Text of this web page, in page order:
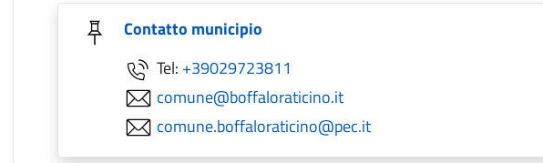
Contatto municipio
Tel: +39029723811
comune@boffaloraticino.it
comune.boffaloraticino@pec.it